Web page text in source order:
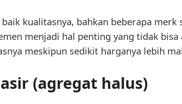
kualitasnya, bahkan beberapa
menjadi hal penting yang tidak
meskipun sedikit harganya lebih
(agregat halus)